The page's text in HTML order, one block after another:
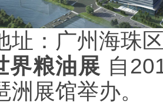
址：广州海珠
界粮油展 自
洲展馆举办。